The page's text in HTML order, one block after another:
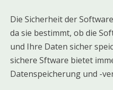
Die Sicherheit der
da sie bestimmt, ob die
und Ihre Daten sicher
sichere Sftware bietet
Datenspeicherung und -